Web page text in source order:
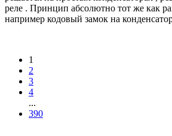
реле . Принцип абсолютно тот же как
например кодовый замок на
1
2
3
4
...
390